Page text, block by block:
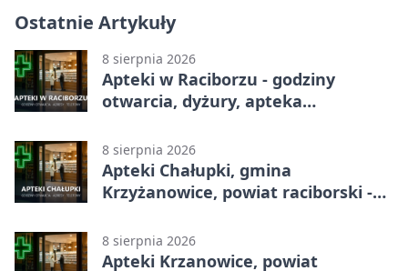
Ostatnie Artykuły
8 sierpnia 2026
Apteki w Raciborzu - godziny
otwarcia, dyżury, apteka
8 sierpnia 2026
Apteki Chałupki, gmina
Krzyżanowice, powiat raciborski -
8 sierpnia 2026
Apteki Krzanowice, powiat